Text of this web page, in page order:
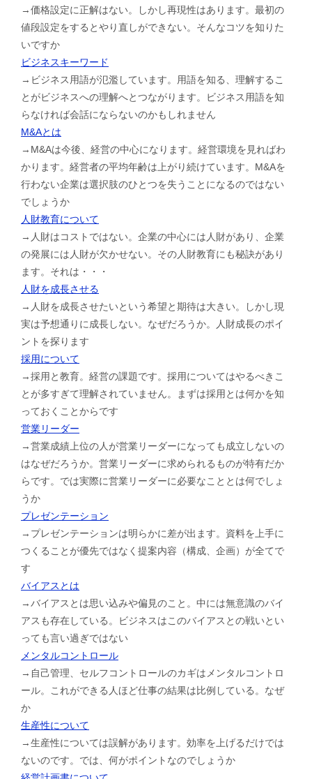
→価格設定に正解はない。しかし再現性はあります。最初の
値段設定をするとやり直しができない。そんなコツを知りた
いですか
ビジネスキーワード
→ビジネス用語が氾濫しています。用語を知る、理解するこ
とがビジネスへの理解へとつながります。ビジネス用語を知
らなければ会話にならないのかもしれません
M&Aとは
→M&Aは今後、経営の中心になります。経営環境を見ればわ
かります。経営者の平均年齢は上がり続けています。M&Aを
行わない企業は選択肢のひとつを失うことになるのではない
でしょうか
人財教育について
→人財はコストではない。企業の中心には人財があり、企業
の発展には人財が欠かせない。その人財教育にも秘訣があり
ます。それは・・・
人財を成長させる
→人財を成長させたいという希望と期待は大きい。しかし現
実は予想通りに成長しない。なぜだろうか。人財成長のポイ
ントを探ります
採用について
→採用と教育。経営の課題です。採用についてはやるべきこ
とが多すぎて理解されていません。まずは採用とは何かを知
っておくことからです
営業リーダー
→営業成績上位の人が営業リーダーになっても成立しないの
はなぜだろうか。営業リーダーに求められるものが特有だか
らです。では実際に営業リーダーに必要なこととは何でしょ
うか
プレゼンテーション
→プレゼンテーションは明らかに差が出ます。資料を上手に
つくることが優先ではなく提案内容（構成、企画）が全てで
す
バイアスとは
→バイアスとは思い込みや偏見のこと。中には無意識のバイ
アスも存在している。ビジネスはこのバイアスとの戦いとい
っても言い過ぎではない
メンタルコントロール
→自己管理、セルフコントロールのカギはメンタルコントロ
ール。これができる人ほど仕事の結果は比例している。なぜ
か
生産性について
→生産性については誤解があります。効率を上げるだけでは
ないのです。では、何がポイントなのでしょうか